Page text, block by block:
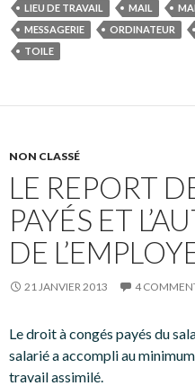
LIEU DE TRAVAIL
MAIL
MESSAGERIE
ORDINATEUR
TOILE
NON CLASSÉ
LE REPORT
PAYÉS ET
DE
21 JANVIER 2013 4
Le droit à congés payés du
salarié a accompli au
travail assimilé.